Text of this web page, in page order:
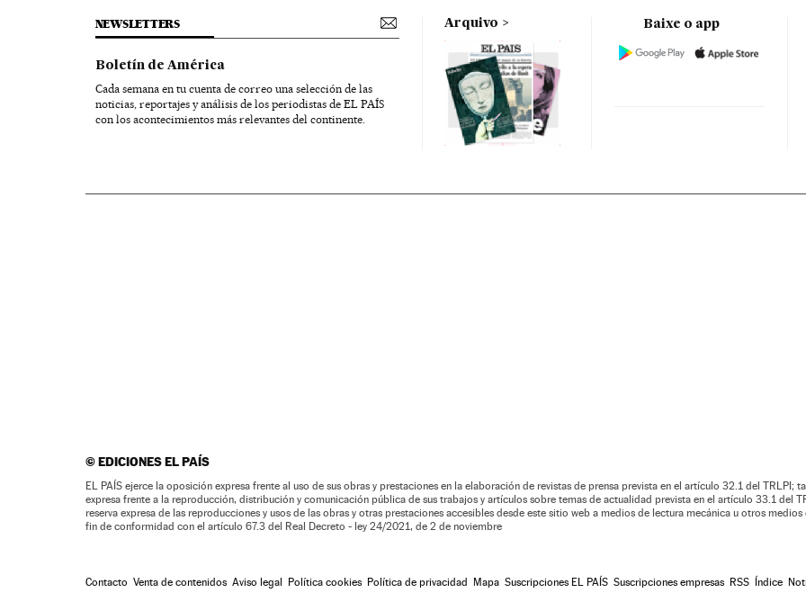
NEWSLETTERS
Boletín de América
Cada semana en tu cuenta de correo una selección de las
noticias, reportajes y análisis de los periodistas de EL PAÍS
con los acontecimientos más relevantes del continente.
Arquivo Baixe o app
©EDICIONES EL PAÍS
EL PAÍS ejerce la oposición expresa frente al uso de sus obras y prestaciones en la elaboración de revistas de prensa prevista en el artículo 32.1 del TRLPI;
expresa frente a la reproducción, distribución y comunicación pública de sus trabajos y artículos sobre temas de actualidad prevista en el artículo 33.1 del
reserva expresa de las reproducciones y usos de las obras y otras prestaciones accesibles desde este sitio web a medios de lectura mecánica u otros medios
fin de conformidad con el artículo 67.3 del Real Decreto - ley 24/2021, de 2 de noviembre
Contacto Venta de contenidos Aviso legal Política cookies Política de privacidad Mapa Suscripciones EL PAÍS Suscripciones empresas RSS Índice